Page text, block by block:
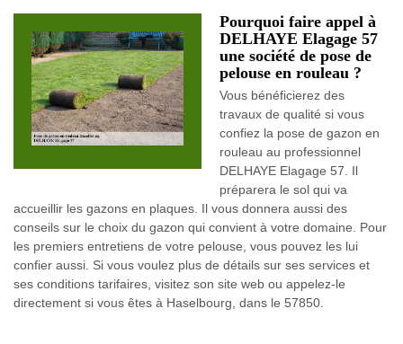
Pourquoi faire appel à
DELHAYE Elagage 57
une société de pose de
pelouse en rouleau ?
Vous bénéficierez des
travaux de qualité si vous
confiez la pose de gazon en
rouleau au professionnel
DELHAYE Elagage 57. Il
préparera le sol qui va
accueillir les gazons en plaques. Il vous donnera aussi des
conseils sur le choix du gazon qui convient à votre domaine. Pour
les premiers entretiens de votre pelouse, vous pouvez les lui
confier aussi. Si vous voulez plus de détails sur ses services et
ses conditions tarifaires, visitez son site web ou appelez-le
directement si vous êtes à Haselbourg, dans le 57850.